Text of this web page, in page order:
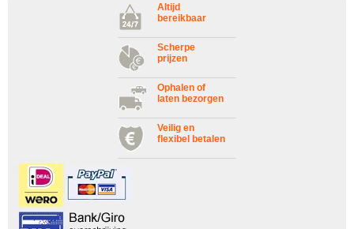
Altijd
bereikbaar
Scherpe
prijzen
Ophalen of
laten bezorgen
Veilig en
flexibel betalen